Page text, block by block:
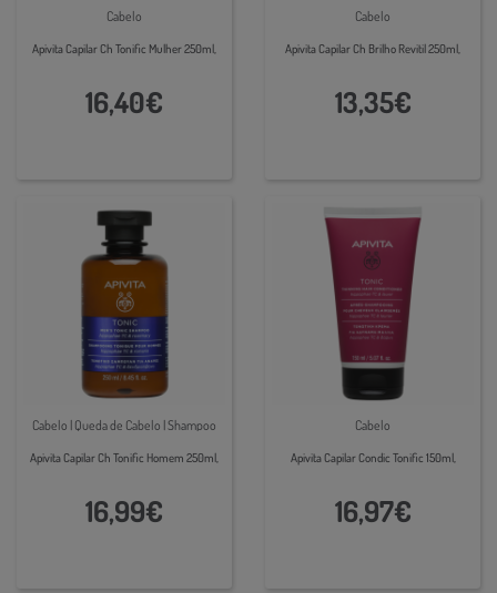
Cabelo
Apivita Capilar Ch Tonific Mulher 250ml,
16,40€
Cabelo
Apivita Capilar Ch Brilho Revitil 250ml,
13,35€
Cabelo | Queda de Cabelo | Shampoo
Apivita Capilar Ch Tonific Homem 250ml,
16,99€
Cabelo
Apivita Capilar Condic Tonific 150ml,
16,97€